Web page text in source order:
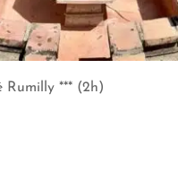
Rumilly *** (2h)